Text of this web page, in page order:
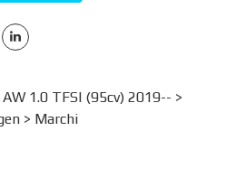
AW 1.0 TFSI (95cv) 2019-- >
> Marchi